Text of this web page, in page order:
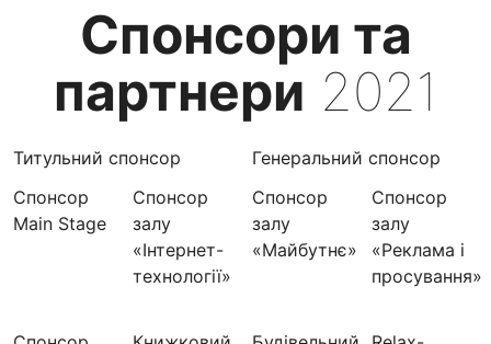
Спонсори та
партнери 2021
Титульний спонсор
Генеральний спонсор
Спонсор
Main Stage
Спонсор
залу
«Інтернет-
технології»
Спонсор
залу
«Майбутнє»
Спонсор
залу
«Реклама і
просування»